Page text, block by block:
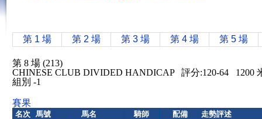
第 1 場 第 2 場 第 3 場 第 4 場 第 5 場
第 8 場 (213)
CHINESE CLUB DIVIDED HANDICAP 評分:120-64
組別 -1
賽果
名次 馬號 馬名 騎師 配備
走勢評述